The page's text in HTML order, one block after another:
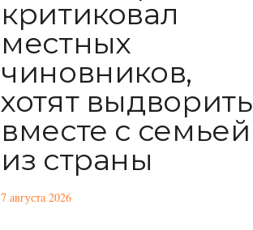
критиковал
местных
чиновников,
хотят выдворить
вместе с семьей
из страны
7 августа 2026